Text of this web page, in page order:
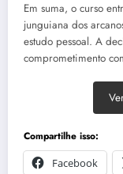
Em suma, o curso
junguiana dos
estudo pessoal. A
comprometimento
Compartilhe isso:
Facebook